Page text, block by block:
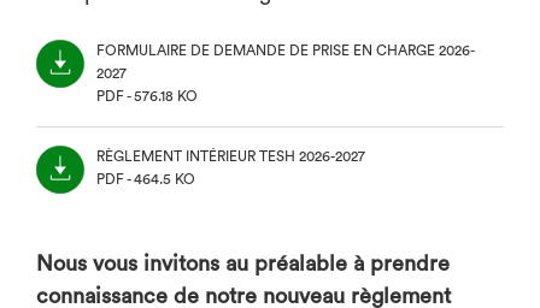
FORMULAIRE DE DEMANDE DE PRISE EN CHARGE 2026-
2027
PDF - 576.18 KO
RÈGLEMENT INTÉRIEUR TESH 2026-2027
PDF - 464.5 KO
Nous vous invitons au préalable à prendre
connaissance de notre nouveau règlement